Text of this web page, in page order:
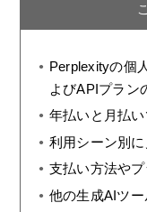
Perplexityの個
よびAPIプラン
年払いと月払
利用シーン別
支払い方法や
他の生成AIツ